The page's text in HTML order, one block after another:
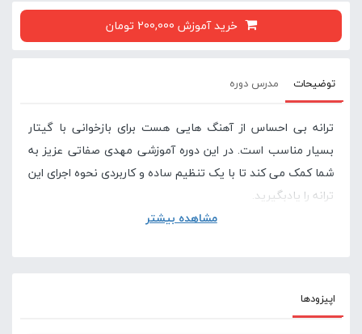
خرید آموزش 200,000 تومان
توضیحات مدرس دوره
ترانه بی احساس از آهنگ هایی هست برای بازخوانی با گیتار
بسیار مناسب است. در این دوره آموزشی مهدی صفاتی عزیز به
شما کمک می کند تا با یک تنظیم ساده و کاربردی نحوه اجرای این
ترانه را یادبگیرید.
آموزش ریتم، نحوه خواندن شعر روی ترانه، نحوه گرفتن آکوردها و
در صورتی که این آموزش برای شما سخت است پیشنهاد
مشاهده بیشتر
اپیزودها